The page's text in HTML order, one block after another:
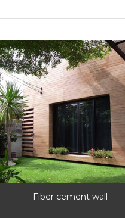
Fiber cement wall